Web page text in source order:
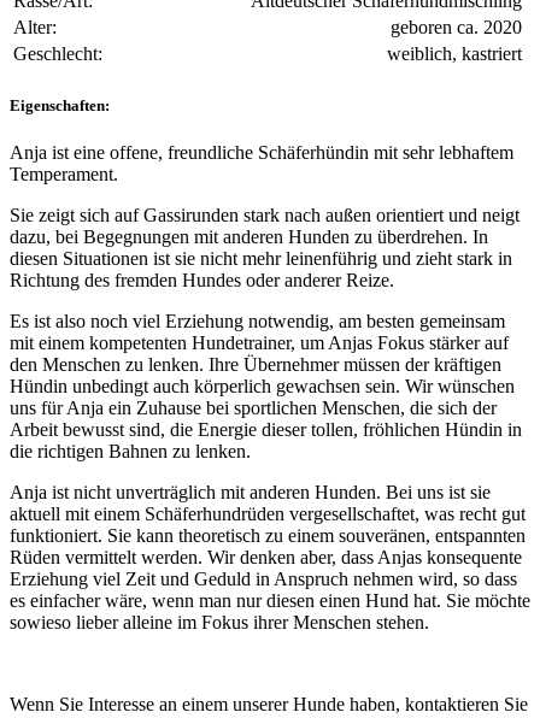
Alter:
geboren ca. 2020
Geschlecht:
weiblich, kastriert
Eigenschaften:
Anja ist eine offene, freundliche Schäferhündin mit sehr lebhaftem
Temperament.
Sie zeigt sich auf Gassirunden stark nach außen orientiert und neigt
dazu, bei Begegnungen mit anderen Hunden zu überdrehen. In
diesen Situationen ist sie nicht mehr leinenführig und zieht stark in
Richtung des fremden Hundes oder anderer Reize.
Es ist also noch viel Erziehung notwendig, am besten gemeinsam
mit einem kompetenten Hundetrainer, um Anjas Fokus stärker auf
den Menschen zu lenken. Ihre Übernehmer müssen der kräftigen
Hündin unbedingt auch körperlich gewachsen sein. Wir wünschen
uns für Anja ein Zuhause bei sportlichen Menschen, die sich der
Arbeit bewusst sind, die Energie dieser tollen, fröhlichen Hündin in
die richtigen Bahnen zu lenken.
Anja ist nicht unverträglich mit anderen Hunden. Bei uns ist sie
aktuell mit einem Schäferhundrüden vergesellschaftet, was recht gut
funktioniert. Sie kann theoretisch zu einem souveränen, entspannten
Rüden vermittelt werden. Wir denken aber, dass Anjas konsequente
Erziehung viel Zeit und Geduld in Anspruch nehmen wird, so dass
es einfacher wäre, wenn man nur diesen einen Hund hat. Sie möchte
sowieso lieber alleine im Fokus ihrer Menschen stehen.
Wenn Sie Interesse an einem unserer Hunde haben, kontaktieren Sie